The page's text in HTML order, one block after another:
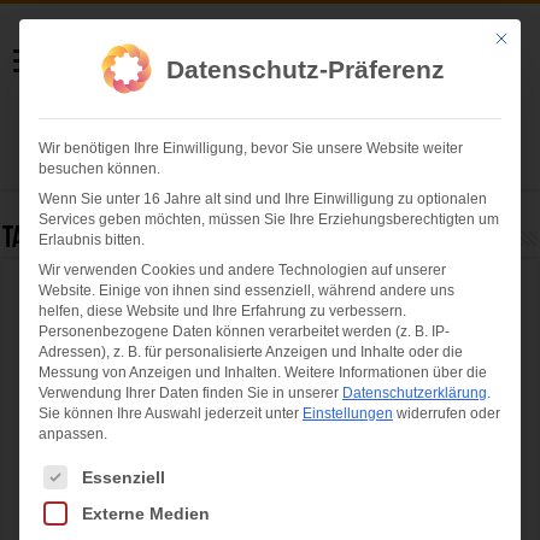
Helmut Swoboda
Fotografie
Herzlich willkommen
Tag Archives:
20-jähriges Jubiläum des
Sommernachtstraums im Olympiapark
Mit
Datenschutz-Präferenz
Wir benötigen Ihre Einwilligung, bevor Sie unsere Website weiter
besuchen können.
Wenn Sie unter 16 Jahre alt sind und Ihre Einwilligung zu optionalen
Services geben möchten, müssen Sie Ihre Erziehungsberechtigten um
Erlaubnis bitten.
Wir verwenden Cookies und andere Technologien auf unserer
Website. Einige von ihnen sind essenziell, während andere uns
helfen, diese Website und Ihre Erfahrung zu verbessern.
Personenbezogene Daten können verarbeitet werden (z. B. IP-
Adressen), z. B. für personalisierte Anzeigen und Inhalte oder die
Messung von Anzeigen und Inhalten. Weitere Informationen über die
Verwendung Ihrer Daten finden Sie in unserer Datenschutzerklärung.
Sie können Ihre Auswahl jederzeit unter Einstellungen widerrufen oder
anpassen.
Es folgt eine Liste der Service-Gruppen, für die eine Einwilligung
Essenziell
Externe Medien